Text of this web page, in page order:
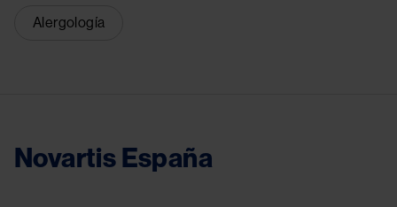
Alergología
Novartis España